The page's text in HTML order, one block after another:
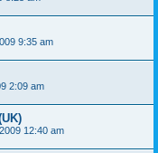
9:35 am
2:09 am
12:40 am